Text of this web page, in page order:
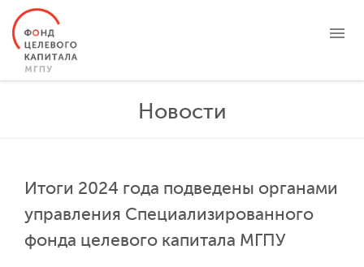
ЦЕЛЕВЫЕ КАПИТАЛЫ
НОВОСТИ
БЛАГОТВОРИТЕЛЬНОСТЬ
КОНТАКТЫ
Новости
Итоги 2024 года подведены органами
управления Специализированного
фонда целевого капитала МГПУ